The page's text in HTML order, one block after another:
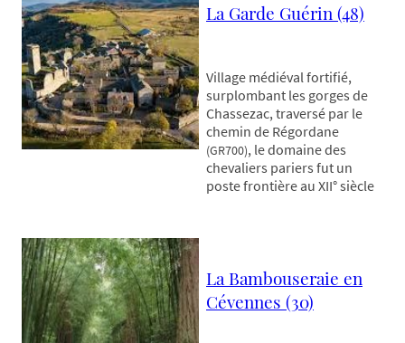
La Garde Guérin (48)
Village médiéval fortifié,
surplombant les gorges de
Chassezac, traversé par le
chemin de Régordane
(GR700), le domaine des
chevaliers pariers fut un
poste frontière au XII° siècle
La Bambouseraie en
Cévennes (30)